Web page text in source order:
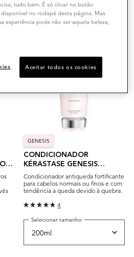
GENESIS
CONDICIONADOR
KÉRASTASE GENESIS
FONDANT RENFORÇATEUR
Condicionador antiqueda fortificante
para cabelos normais ou finos e com
tendência a queda devido à quebra.
4
Selecionar tamanho
tudo bem. É só clicar no botão
no rodapé desta página. Mas
experiência pode não ser aquela beleza,
Aceitar todos os cookies